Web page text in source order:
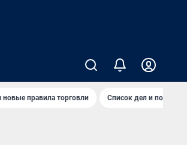
новые правила торговли Список дел и покупок